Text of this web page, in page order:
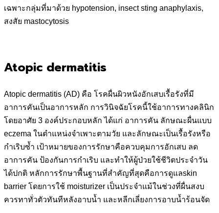
เฉพาะกลุ่มที่มาด้วย hypotension, insect sting anaphylaxis,
สงสัย mastocytosis
Atopic dermatitis
Atopic dermatitis (AD) คือ โรคผื่นผิวหนังอักเสบเรื้อรังที่มี
อาการคันเป็นอาการหลัก การวินิจฉัยโรคนี้ใช้อาการทางคลินิก
โดยอาศัย 3 องค์ประกอบหลัก ได้แก่ อาการคัน ลักษณะผื่นแบบ
eczema ในตำแหน่งจำเพาะตามวัย และลักษณะเป็นเรื้อรังหรือ
กำเริบซ้ำ เป้าหมายของการรักษาคือควบคุมการอักเสบ ลด
อาการคัน ป้องกันการกำเริบ และทำให้ผู้ป่วยใช้ชีวิตประจำวัน
ได้ปกติ หลักการรักษาพื้นฐานที่สำคัญที่สุดคือการดูแลskin
barrier โดยการใช้ moisturizer เป็นประจำแม้ในช่วงที่ผื่นสงบ
ควรทาทั่วตัวทันทีหลังอาบน้ำ และหลีกเลี่ยงการอาบน้ำร้อนจัด